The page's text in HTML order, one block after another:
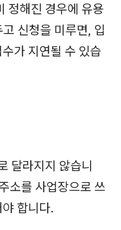
정해진 경우에 유용
신청을 미루면, 입
가 지연될 수 있습
달라지지 않습니
소를 사업장으로 쓰
합니다.